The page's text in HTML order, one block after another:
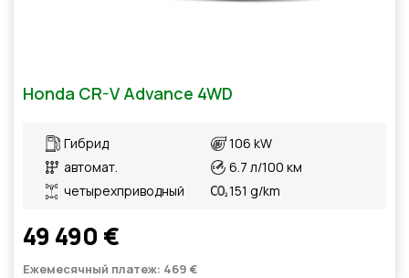
Honda CR-V Advance 4WD
Гибрид
автомат.
четырехприводный
106 kW
6.7 л/100 км
151 g/km
49 490 €
Ежемесячный платеж: 469 €